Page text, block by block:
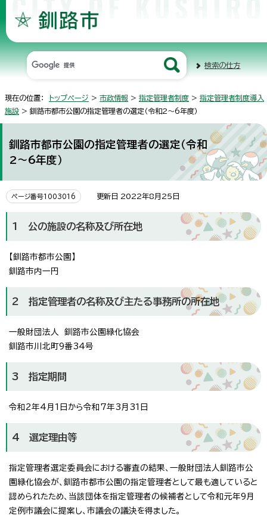
検索の仕方
現在の位置： トップページ > 市政情報 > 指定管理者制度 > 指定管理者制度導入
施設 > 釧路市都市公園の指定管理者の選定（令和2～6年度）
釧路市都市公園の指定管理者の選定（令和
2～6年度）
ページ番号1003016 更新日 2022年8月25日
1 公の施設の名称及び所在地
【釧路市都市公園】
釧路市内一円
2 指定管理者の名称及び主たる事務所の所在地
一般財団法人 釧路市公園緑化協会
釧路市川北町9番34号
3 指定期間
令和2年4月1日から令和7年3月31日
4 選定理由等
指定管理者選定委員会における審査の結果、一般財団法人釧路市公
園緑化協会が、釧路市都市公園の指定管理者として最も適していると
認められたため、当該団体を指定管理者の候補者として令和元年9月
定例市議会に提案し、市議会の議決を得ました。